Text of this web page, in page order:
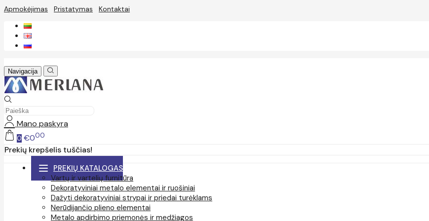
Apmokėjimas Pristatymas Kontaktai
Navigacija
Mano paskyra
0 €000
Prekių krepšelis tuščias!
PREKIŲ KATALOGAS
Vartų ir vartelių furnitūra
Dekoratyviniai metalo elementai ir ruošiniai
Dažyti dekoratyviniai strypai ir priedai turėklams
Nerūdijančio plieno elementai
Metalo apdirbimo priemonės ir medžiagos